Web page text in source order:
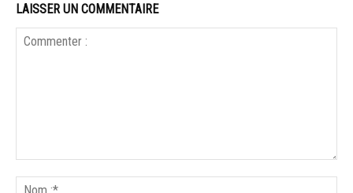
LAISSER UN COMMENTAIRE